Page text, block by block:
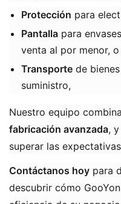
Protección para
Pantalla para
venta al por menor, o
Transporte de
suministro,
Nuestro equipo combina ​
fabricación avanzada​, y ​
superar las
Contáctanos hoy para
descubrir cómo